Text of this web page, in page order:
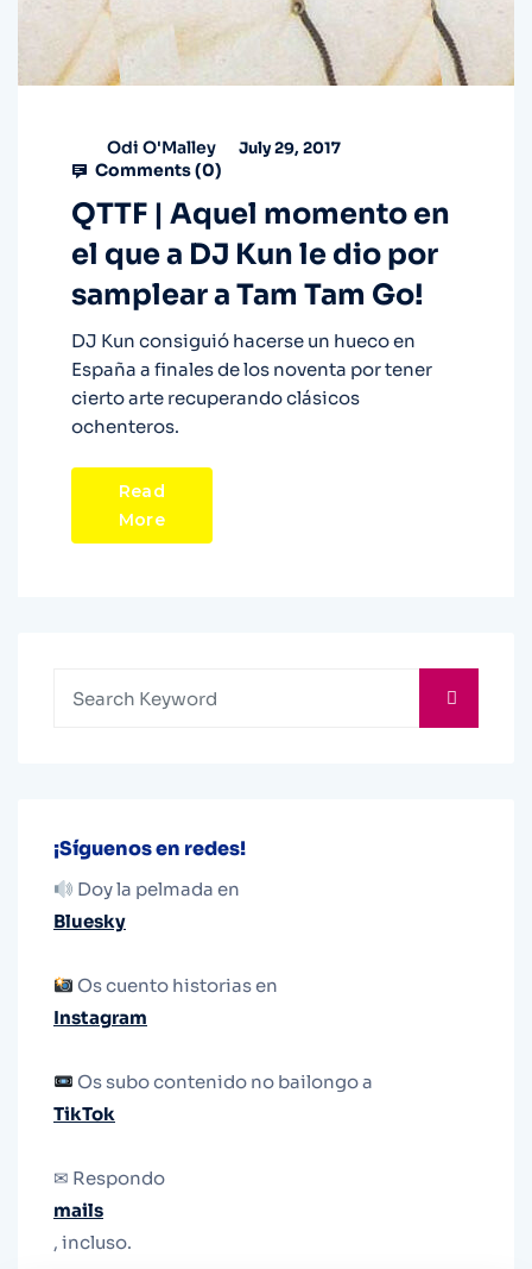
Odi O'Malley July 29, 2017
Comments (0)
QTTF | Aquel momento en
el que a DJ Kun le dio por
samplear a Tam Tam Go!
DJ Kun consiguió hacerse un hueco en
España a finales de los noventa por tener
cierto arte recuperando clásicos
ochenteros.
Read
More
¡Síguenos en redes!
Doy la pelmada en
Bluesky
Os cuento historias en
Instagram
Os subo contenido no bailongo a
TikTok
✉ Respondo
mails
, incluso.